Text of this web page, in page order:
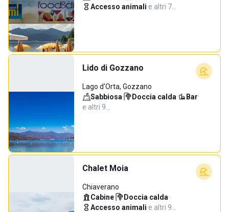
Accesso animali·e altri 7…
Lido di Gozzano
Lago d'Orta, Gozzano
Sabbiosa· Doccia calda· Bar·
e altri 9…
Chalet Moia
Chiaverano
Cabine· Doccia calda·
Accesso animali·e altri 9…